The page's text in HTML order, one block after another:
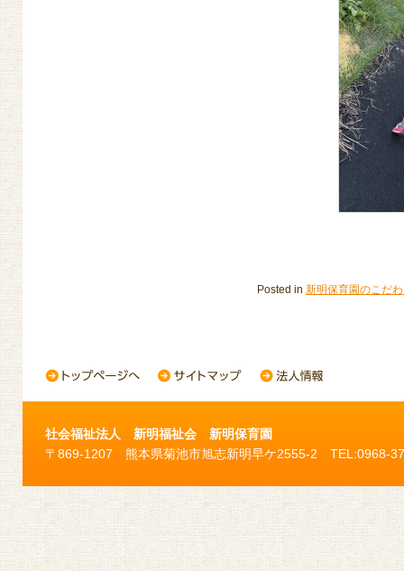
Posted in 新明保育園のこだ
社会福祉法人 新明福祉会 新明保育園
〒869-1207 熊本県菊池市旭志新明早ケ2555-2 TEL:0968-